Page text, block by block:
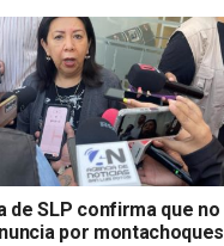
de SLP confirma que no
por montachoques